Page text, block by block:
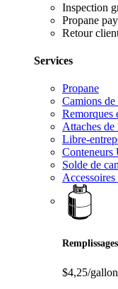
Inspection
Propane
Retour
Services
Propane
Camions de
Remorques
Attaches de
Libre-
Conteneurs
Solde de
Accessoires
Remplissages
$4,25/gallon